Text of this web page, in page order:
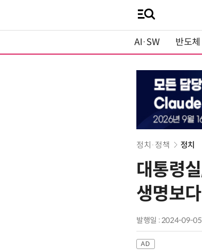
AI·SW 반도체
정치·정책 정치
대통령
생명보
발행일 : 2024-09-